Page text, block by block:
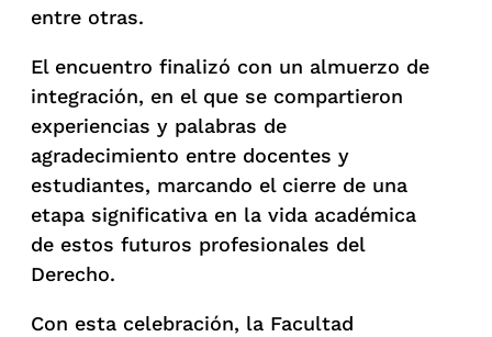
entre otras.
El encuentro finalizó con un almuerzo de
integración, en el que se compartieron
experiencias y palabras de
agradecimiento entre docentes y
estudiantes, marcando el cierre de una
etapa significativa en la vida académica
de estos futuros profesionales del
Derecho.
Con esta celebración, la Facultad